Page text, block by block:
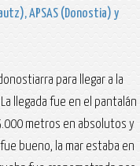
APSAS (Donostia) y
para llegar a la
llegada fue en el pantalán
metros en absolutos y
bueno, la mar estaba en